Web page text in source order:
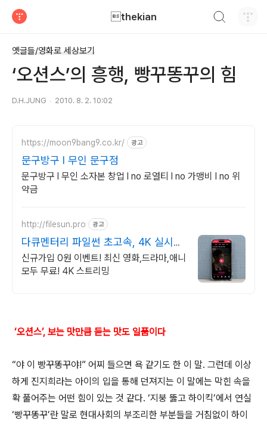
thekian
옛글들/영화로 세상보기
‘오션스’의 흥행, 빵꾸똥꾸의 힘
D.H.JUNG 2010. 8. 2. 10:02
https://moon9bang9.co.kr/ 광고
문구방구 l 무인 문구점
문구방구 l 무인 소자본 창업 l no 로열티 l no 가맹비 l no 위
약금
http://filesun.pro 광고
다큐멘터리 파일썬 초고속, 4K 실시간
보기!
신규가입 0원 이벤트! 최신 영화,드라마,애니
모두 무료! 4K 스트리밍
‘오션스’, 보는 맛만큼 듣는 맛도 일품이다
“야 이 빵꾸똥꾸야!” 어찌 들으면 욕 같기도 한 이 말. 그런데 이상
하게 진지희라는 아이의 입을 통해 던져지는 이 말에는 막힌 속을
확 풀어주는 어떤 힘이 있는 것 같다. ‘지붕 뚫고 하이킥’에서 연실
‘빵꾸똥꾸’란 말로 현대사회의 부조리한 부분들을 거침없이 하이